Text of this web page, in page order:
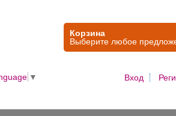
Корзина
Выберите любое
Вход
▼